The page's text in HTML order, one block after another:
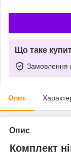
Що таке
Замовлення
Опис
Опис
Комплект